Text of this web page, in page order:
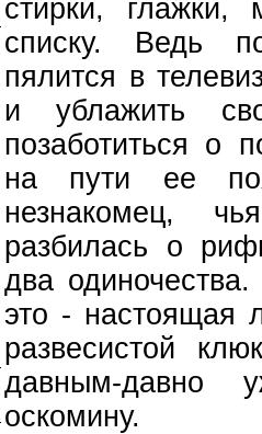
стирки,
списку. Ведь
пялится в
и ублажить
позаботиться о
на пути ее
незнакомец,
разбилась о
два
это - настоящая
развесистой
давным-давно
оскомину.